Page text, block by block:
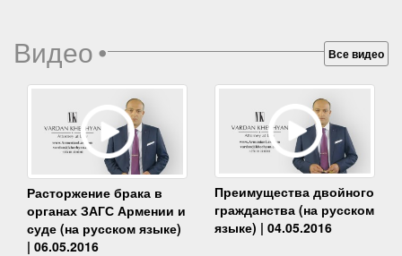
Видео• Все видео
Расторжение брака в
органах ЗАГС Армении и
суде (на русском языке)
| 06.05.2016
Преимущества двойного
гражданства (на русском
языке) | 04.05.2016